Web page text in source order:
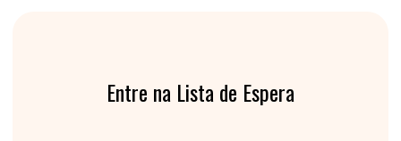
Entre na Lista de Espera